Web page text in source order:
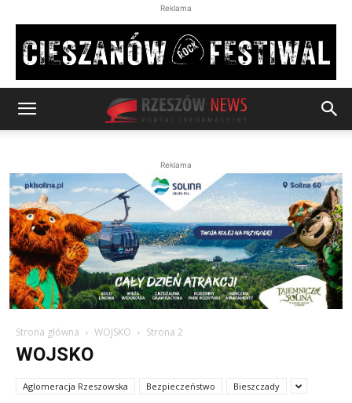
Reklama
Reklama
Strona główna WOJSKO Strona 2
WOJSKO
Aglomeracja Rzeszowska Bezpieczeństwo Bieszczady